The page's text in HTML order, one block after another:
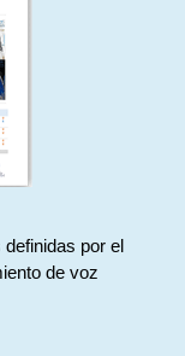
por el
de voz